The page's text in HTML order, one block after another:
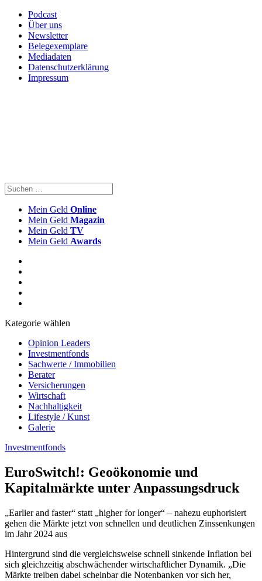
Podcast
Über uns
Newsletter
Belegexemplare
Mediadaten
Datenschutzerklärung
Impressum
Mein Geld Online
Mein Geld Magazin
Mein Geld TV
Mein Geld Awards
Kategorie wählen
Opinion Leaders
Investmentfonds
Sachwerte / Immobilien
Berater
Versicherungen
Wirtschaft
Nachhaltigkeit
Lifestyle / Kunst
Galerie
Investmentfonds
EuroSwitch!: Geoökonomie und
Kapitalmärkte unter Anpassungsdruck
„Earlier and faster“ statt „higher for longer“ – nahezu euphorisiert
gehen die Märkte jetzt von schnellen und deutlichen Zinssenkungen
im Jahr 2024 aus
Hintergrund sind die vergleichsweise schnell sinkende Inflation bei
sich gleichzeitig abschwächender wirtschaftlicher Dynamik. „Die
Märkte treiben dabei scheinbar die Notenbanken vor sich her,